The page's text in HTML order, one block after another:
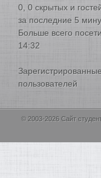
0, 0 скрытых и
за последние 5
Больше всего
14:32
пользователей
© 2003-2026 Сайт